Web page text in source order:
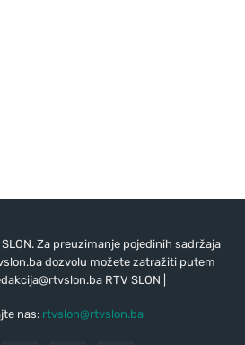
Za preuzimanje pojedinih sadržaja
dozvolu možete zatražiti putem
RTV SLON |
nas: rtvslon@rtvslon.ba